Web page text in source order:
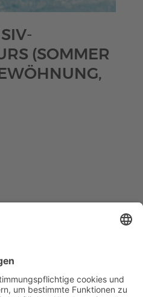
(SOMMER